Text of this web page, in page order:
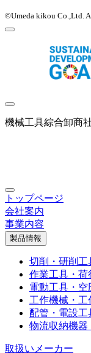
©Umeda kikou Co.,Ltd.
機械工具綜合卸商
トップページ
会社案内
事業内容
製品情報
切削・研削工
作業工具・荷
電動工具・
工作機械・工
配管・電設工
物流収納機器
取扱いメーカー